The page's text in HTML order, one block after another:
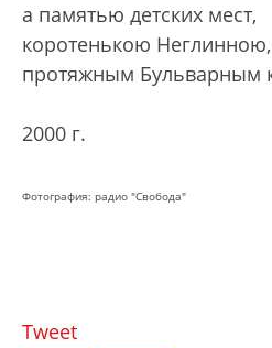
а памятью детских мест,
коротенькою Неглинною,
протяжным Бульварным
2000 г.
Фотография: радио "Свобода"
Tweet